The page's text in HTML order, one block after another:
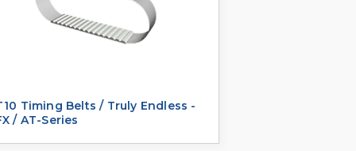
Timing Belts / Truly Endless -
/ AT-Series